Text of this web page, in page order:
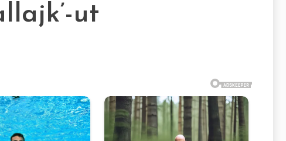
ut